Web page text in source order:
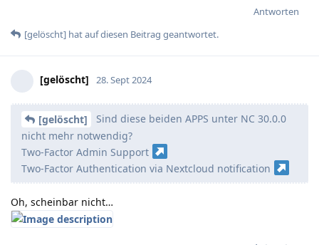
Antworten
[gelöscht] hatauf diesen Beitrag geantwortet.
[gelöscht] 28. Sept 2024
[gelöscht]
Sind diese beiden APPS unter NC 30.0.0
nicht mehr notwendig?
Two-Factor Admin Support
Two-Factor Authentication via Nextcloud notification
Oh, scheinbar nicht…